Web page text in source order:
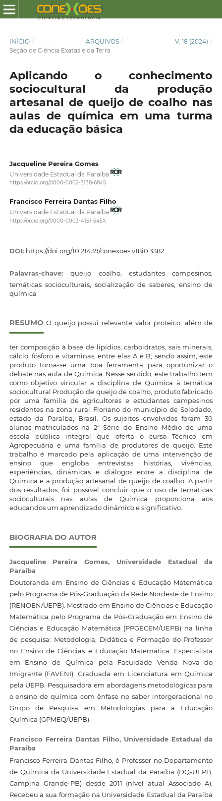
INÍCIO / ARQUIVOS / V. 18 (2024) /
Seção de Ciência Exatas e da Terra
Aplicando o conhecimento
sociocultural da produção
artesanal de queijo de coalho nas
aulas de química em uma turma
da educação básica
Jacqueline Pereira Gomes
Universidade Estadual da Paraíba
https://orcid.org/0000-0002-3138-6845
Francisco Ferreira Dantas Filho
Universidade Estadual da Paraíba
https://orcid.org/0000-0003-4151-545X
DOI: https://doi.org/10.21439/conexoes.v18i0.3382
Palavras-chave:queijo coalho, estudantes campesinos,
temáticas socioculturais, socialização de saberes, ensino de
química
RESUMO O queijo possui relevante valor proteico, além de
ter composição à base de lipídios, carboidratos, sais minerais,
cálcio, fósforo e vitaminas, entre elas A e B; sendo assim, este
produto torna-se uma boa ferramenta para oportunizar o
debate nas aula de Química. Nesse sentido, este trabalho tem
como objetivo vincular a disciplina de Química à temática
sociocultural Produção de queijo de coalho, produto fabricado
por uma família de agricultores e estudantes campesinos
residentes na zona rural Floriano do município de Soledade,
estado da Paraíba, Brasil. Os sujeitos envolvidos foram 30
alunos matriculados na 2ª Série do Ensino Médio de uma
escola pública integral que oferta o curso Técnico em
Agropecuária e uma família de produtores de queijo. Este
trabalho é marcado pela aplicação de uma intervenção de
ensino que engloba entrevistas, histórias, vivências,
experiências, dinâmicas e diálogos entre a disciplina de
Química e a produção artesanal de queijo de coalho. A partir
dos resultados, foi possível concluir que o uso de temáticas
socioculturais nas aulas de Química proporciona aos
educandos um aprendizado dinâmico e significativo.
BIOGRAFIA DO AUTOR
Jacqueline Pereira Gomes, Universidade Estadual da
Paraíba
Doutoranda em Ensino de Ciências e Educação Matemática
pelo Programa de Pós-Graduação da Rede Nordeste de Ensino
(RENOEN/UEPB). Mestrado em Ensino de Ciências e Educação
Matemática pelo Programa de Pós-Graduação em Ensino de
Ciências e Educação Matemática (PPGECEM/UEPB) na linha
de pesquisa: Metodologia, Didática e Formação do Professor
no Ensino de Ciências e Educação Matemática. Especialista
em Ensino de Química pela Faculdade Venda Nova do
Imigrante (FAVENI). Graduada em Licenciatura em Química
pela UEPB. Pesquisadora em abordagens metodológicas para
o ensino de química com ênfase no saber intergeracional no
Grupo de Pesquisa em Metodologias para a Educação
Química (GPMEQ/UEPB).
Francisco Ferreira Dantas Filho, Universidade Estadual da
Paraíba
Francisco Ferreira Dantas Filho, é Professor no Departamento
de Química da Universidade Estadual da Paraíba (DQ-UEPB,
Campina Grande-PB) desde 2011 (nível atual Associado A).
Recebeu a sua formação na Universidade Estadual da Paraíba